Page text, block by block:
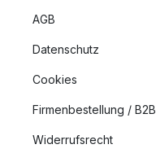
AGB
Datenschutz
Cookies
Firmenbestellung / B2B
Widerrufsrecht